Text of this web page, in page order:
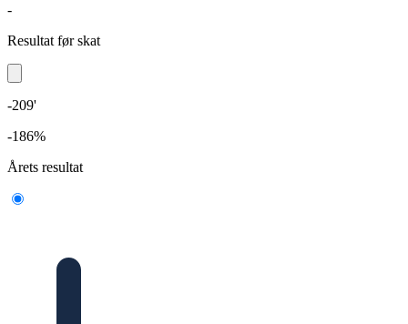
-
Resultat før skat
-209'
-186%
Årets resultat